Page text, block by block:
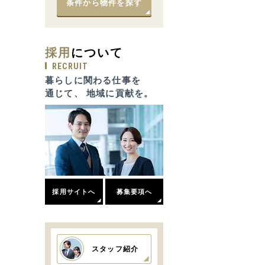
条件から物件を探す
採用 について
RECRUIT
暮らしに関わる仕事を
通じて、 地域に貢献を。
採用サイトへ 募集要項へ
スタッフ紹介